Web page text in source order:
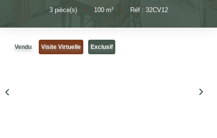
PARRAINER UN PROCHE
NOTRE AGENCE
3pièce(s) • 100m² • Réf : 32CV12
Vendu Visite Virtuelle Exclusif